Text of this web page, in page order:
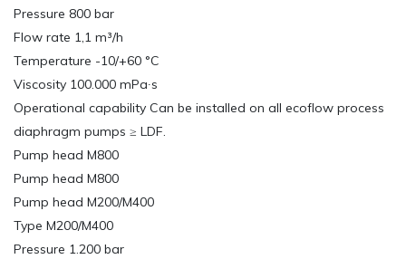
Pressure 800 bar
Flow rate 1,1 m³/h
Temperature -10/+60 °C
Viscosity 100.000 mPa∙s
Operational capability Can be installed on all ecoflow process
diaphragm pumps ≥ LDF.
Pump head M800
Pump head M800
Pump head M200/M400
Type M200/M400
Pressure 1.200 bar